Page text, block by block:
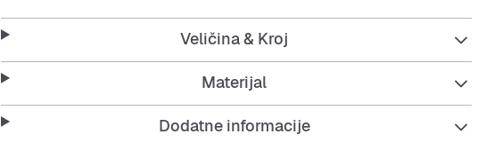
Idealan izbor za tople dane kad želiš ostati ugodan i izgledati odlično,
bilo na ulici ili kod prijatelja.
Features:
Uski kroj za svjež izgled.
Okrugli izrez za maksimalnu udobnost.
Veličina & Kroj
Materijal
Dodatne informacije